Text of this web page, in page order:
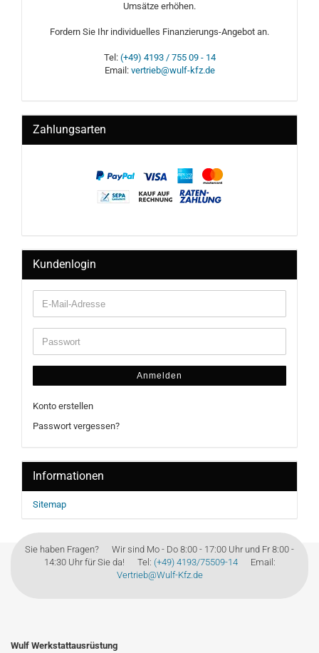
Umsätze erhöhen.
Fordern Sie Ihr individuelles Finanzierungs-Angebot an.
Tel: (+49) 4193 / 755 09 - 14
Email: vertrieb@wulf-kfz.de
Zahlungsarten
Kundenlogin
Anmelden
Konto erstellen
Passwort vergessen?
Informationen
Sitemap
Sie haben Fragen? Wir sind Mo - Do 8:00 - 17:00 Uhr und Fr 8:00 -
14:30 Uhr für Sie da! Tel: (+49) 4193/75509-14Email:
Vertrieb@Wulf-Kfz.de
Wulf Werkstattausrüstung